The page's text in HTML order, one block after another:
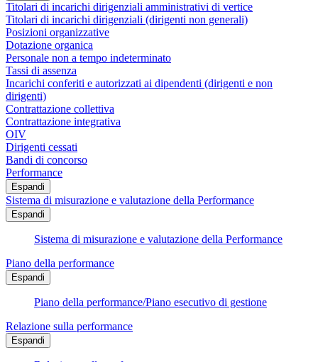
Titolari di incarichi dirigenziali amministrativi di vertice
Titolari di incarichi dirigenziali (dirigenti non generali)
Posizioni organizzative
Dotazione organica
Personale non a tempo indeterminato
Tassi di assenza
Incarichi conferiti e autorizzati ai dipendenti (dirigenti e non
dirigenti)
Contrattazione collettiva
Contrattazione integrativa
OIV
Dirigenti cessati
Bandi di concorso
Performance
Espandi
Sistema di misurazione e valutazione della Performance
Espandi
Sistema di misurazione e valutazione della Performance
Piano della performance
Espandi
Piano della performance/Piano esecutivo di gestione
Relazione sulla performance
Espandi